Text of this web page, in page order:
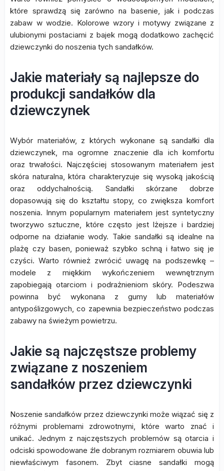
które sprawdzą się zarówno na basenie, jak i podczas
zabaw w wodzie. Kolorowe wzory i motywy związane z
ulubionymi postaciami z bajek mogą dodatkowo zachęcić
dziewczynki do noszenia tych sandałków.
Jakie materiały są najlepsze do
produkcji sandałków dla
dziewczynek
Wybór materiałów, z których wykonane są sandałki dla
dziewczynek, ma ogromne znaczenie dla ich komfortu
oraz trwałości. Najczęściej stosowanym materiałem jest
skóra naturalna, która charakteryzuje się wysoką jakością
oraz oddychalnością. Sandałki skórzane dobrze
dopasowują się do kształtu stopy, co zwiększa komfort
noszenia. Innym popularnym materiałem jest syntetyczny
tworzywo sztuczne, które często jest lżejsze i bardziej
odporne na działanie wody. Takie sandałki są idealne na
plażę czy basen, ponieważ szybko schną i łatwo się je
czyści. Warto również zwrócić uwagę na podszewkę –
modele z miękkim wykończeniem wewnętrznym
zapobiegają otarciom i podrażnieniom skóry. Podeszwa
powinna być wykonana z gumy lub materiałów
antypoślizgowych, co zapewnia bezpieczeństwo podczas
zabawy na świeżym powietrzu.
Jakie są najczęstsze problemy
związane z noszeniem
sandałków przez dziewczynki
Noszenie sandałków przez dziewczynki może wiązać się z
różnymi problemami zdrowotnymi, które warto znać i
unikać. Jednym z najczęstszych problemów są otarcia i
odciski spowodowane źle dobranym rozmiarem obuwia lub
niewłaściwym fasonem. Zbyt ciasne sandałki mogą